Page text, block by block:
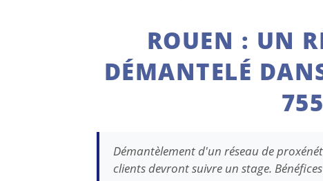
ROUEN : UN
DÉMANTELÉ
Démantèlement d'un réseau de
clients devront suivre un stage.